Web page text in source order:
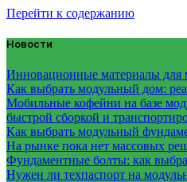
Перейти к содержанию
Новости
Инновационные материалы для
Как выбрать модульный дом:
Мобильные кофейни на базе
быстрой сборкой и
Как выбрать модульный
На рынке пока нет массовых
Фундаментные болты: как
Нужен ли техпаспорт на